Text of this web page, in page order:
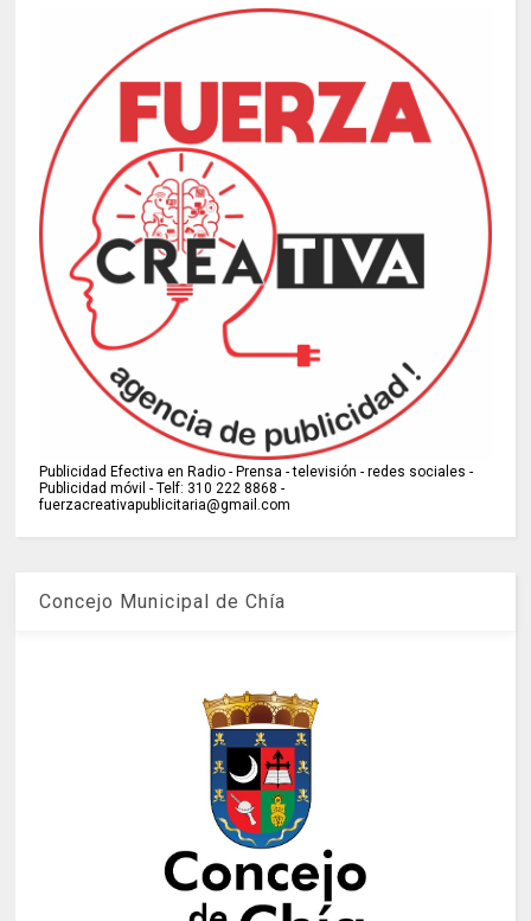
Publicidad Efectiva en Radio - Prensa - televisión - redes sociales -
Publicidad móvil - Telf: 310 222 8868 -
fuerzacreativapublicitaria@gmail.com
Concejo Municipal de Chía